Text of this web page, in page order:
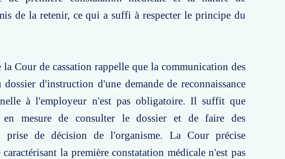
de la retenir, ce qui a suffi à respecter le principe du
Cour de cassation rappelle que la communication des
d'instruction d'une demande de reconnaissance
à l'employeur n'est pas obligatoire. Il suffit que
mesure de consulter le dossier et de faire des
prise de décision de l'organisme. La Cour précise
la première constatation médicale n'est pas